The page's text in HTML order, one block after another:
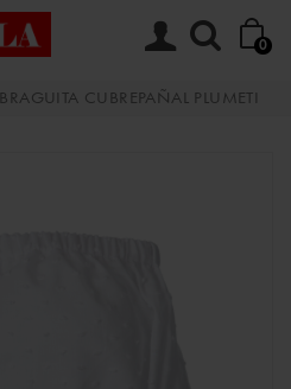
0
BRAGUITA CUBREPAÑAL PLUMETI